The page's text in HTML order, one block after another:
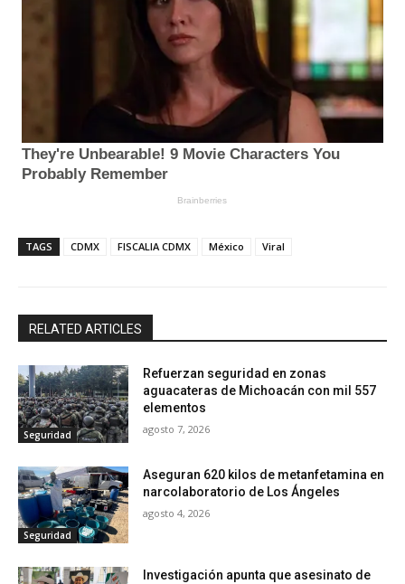
TAGS CDMX FISCALIA CDMX México Viral
RELATED ARTICLES
Seguridad
Refuerzan seguridad en zonas
aguacateras de Michoacán con mil 557
elementos
agosto 7, 2026
Seguridad
Aseguran 620 kilos de metanfetamina en
narcolaboratorio de Los Ángeles
agosto 4, 2026
Investigación apunta que asesinato de